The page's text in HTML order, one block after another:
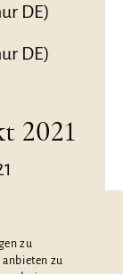
zu
zu
DE)
DE)
2021